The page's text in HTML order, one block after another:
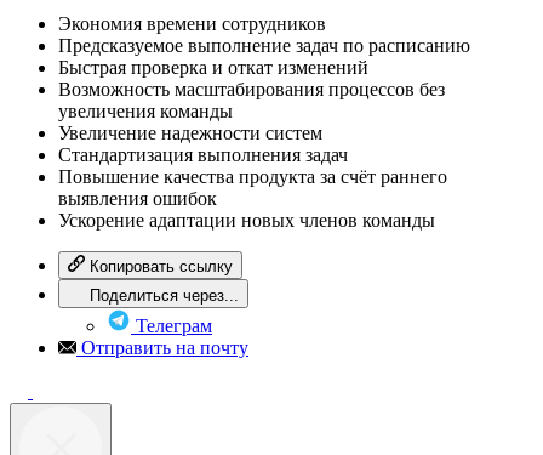
Экономия времени сотрудников
Предсказуемое выполнение задач по расписанию
Быстрая проверка и откат изменений
Возможность масштабирования процессов без
увеличения команды
Увеличение надежности систем
Стандартизация выполнения задач
Повышение качества продукта за счёт раннего
выявления ошибок
Ускорение адаптации новых членов команды
Копировать ссылку
Поделиться через...
Телеграм
Отправить на почту